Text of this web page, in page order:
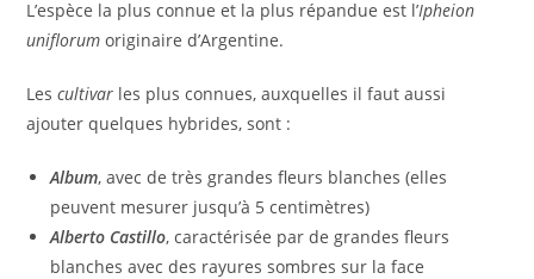
L’espèce la plus connue et la plus répandue est l’Ipheion
uniflorum originaire d’Argentine.
Lescultivar les plus connues, auxquelles il faut aussi
ajouter quelques hybrides, sont :
Album, avec de très grandes fleurs blanches (elles
peuvent mesurer jusqu’à 5 centimètres)
Alberto Castillo, caractérisée par de grandes fleurs
blanches avec des rayures sombres sur la face